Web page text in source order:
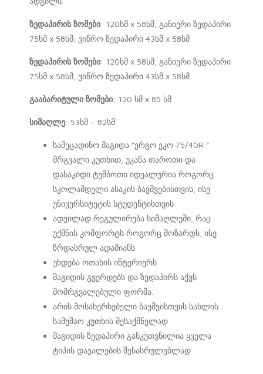
ზედაპირის ზომები: 120სმ x 58სმ; განიერი ზედაპირი
75სმ x 58სმ; ვიწრო ზედაპირი 43სმ x 58სმ
ზედაპირის ზომები: 120სმ x 58სმ; განიერი ზედაპირი
75სმ x 58სმ; ვიწრო ზედაპირი 43სმ x 58სმ
გააბარიტული ზომები: 120 სმ x 85 სმ
სიმაღლე: 53სმ – 82სმ
სამეცადინო მაგიდა “ერგო ეკო 75/40R ”
მრგვალი კუთხით, უკანა თაროთი და
დასაკიდი ტუმბოთი იდეალურია როგორც
სკოლამდელი ასაკის ბავშვებისთვის, ისე
უნივერსიტეტის სტუდენტისთვის
ადვილად რეგულირება სიმაღლეში, რაც
უქმნის კომფორტს როგორც მოზარდს, ისე
ზრდასრულ ადამიანს
უხდება ოთახის ინტერიერს
მაგიდის გვერდებს და ზედაპირს აქვს
მომრგვალებული ფორმა.
არის მოსახერხებელი ბავშვისთვის სახლის
სამუშაო კუთხის შესაქმნელად
მაგიდის ზედაპირი განკუთვნილია ყველა
ტიპის დავალების შესასრულებლად